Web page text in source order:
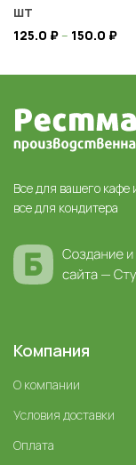
шт
125.0 ₽– 150.0 ₽
Все для вашего кафе
все для кондитера
Компания
О компании
Условия доставки
Оплата